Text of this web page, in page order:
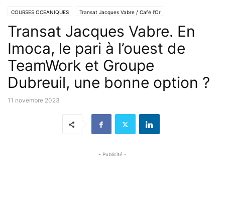
COURSES OCEANIQUES Transat Jacques Vabre / Café l'Or
Transat Jacques Vabre. En
Imoca, le pari à l’ouest de
TeamWork et Groupe
Dubreuil, une bonne option ?
11 novembre 2023
- Publicité -